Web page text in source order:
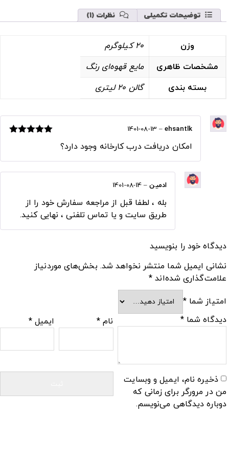
توضیحات تکمیلی نظرات (1)
وزن
20 کیلوگرم
مشخصات ظاهری
مایع قهوه‌ای رنگ
بسته بندی
گالن 20 لیتری
ehsantlk
–
1401-08-13
امکان دریافت درب کارخانه وجود دارد؟
ادمین –
1401-08-14
بله ، لطفا قبل از مراجعه سفارش خود را از
طریق سایت و یا تماس تلفنی ، نهایی کنید.
دیدگاه خود را بنویسید
نشانی ایمیل شما منتشر نخواهد شد. بخش‌های موردنیاز
علامت‌گذاری شده‌اند *
امتیاز شما*
دیدگاه شما* نام * ایمیل*
ذخیره نام، ایمیل و وبسایت
من در مرورگر برای زمانی که
دوباره دیدگاهی می‌نویسم.